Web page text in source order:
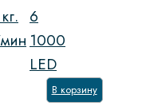
6
1000
LED
В корзину